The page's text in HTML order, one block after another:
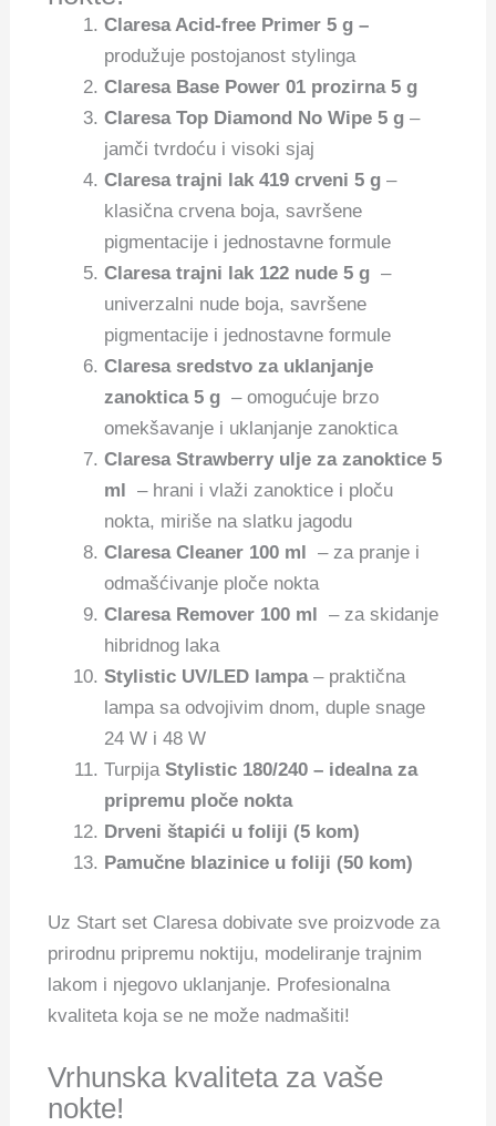
Claresa Acid-free Primer 5 g –
produžuje postojanost stylinga
Claresa Base Power 01 prozirna 5 g
Claresa Top Diamond No Wipe 5 g –
jamči tvrdoću i visoki sjaj
Claresa trajni lak 419 crveni 5 g–
klasična crvena boja, savršene
pigmentacije i jednostavne formule
Claresa trajni lak 122 nude 5 g –
univerzalni nude boja, savršene
pigmentacije i jednostavne formule
Claresa sredstvo za uklanjanje
zanoktica 5 g – omogućuje brzo
omekšavanje i uklanjanje zanoktica
Claresa Strawberry ulje za zanoktice 5
ml – hrani i vlaži zanoktice i ploču
nokta, miriše na slatku jagodu
Claresa Cleaner 100 ml – za pranje i
odmašćivanje ploče nokta
Claresa Remover 100 ml – za skidanje
hibridnog laka
Stylistic UV/LED lampa– praktična
lampa sa odvojivim dnom, duple snage
24 W i 48 W
TurpijaStylistic 180/240 – idealna za
pripremu ploče nokta
Drveni štapići u foliji (5 kom)
Pamučne blazinice u foliji (50 kom)
Uz Start set Claresa dobivate sve proizvode za
prirodnu pripremu noktiju, modeliranje trajnim
lakom i njegovo uklanjanje. Profesionalna
kvaliteta koja se ne može nadmašiti!
Vrhunska kvaliteta za vaše
nokte!